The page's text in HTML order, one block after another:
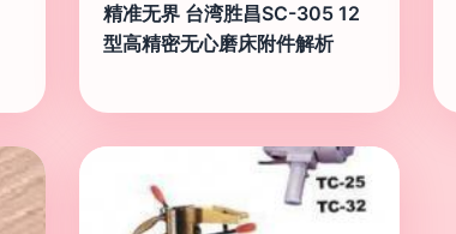
精准无界 台湾胜昌SC-305 12
型高精密无心磨床附件解析